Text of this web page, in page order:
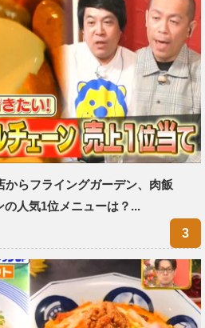
からフライングガーデン、肉飯
人気1位メニューは？...